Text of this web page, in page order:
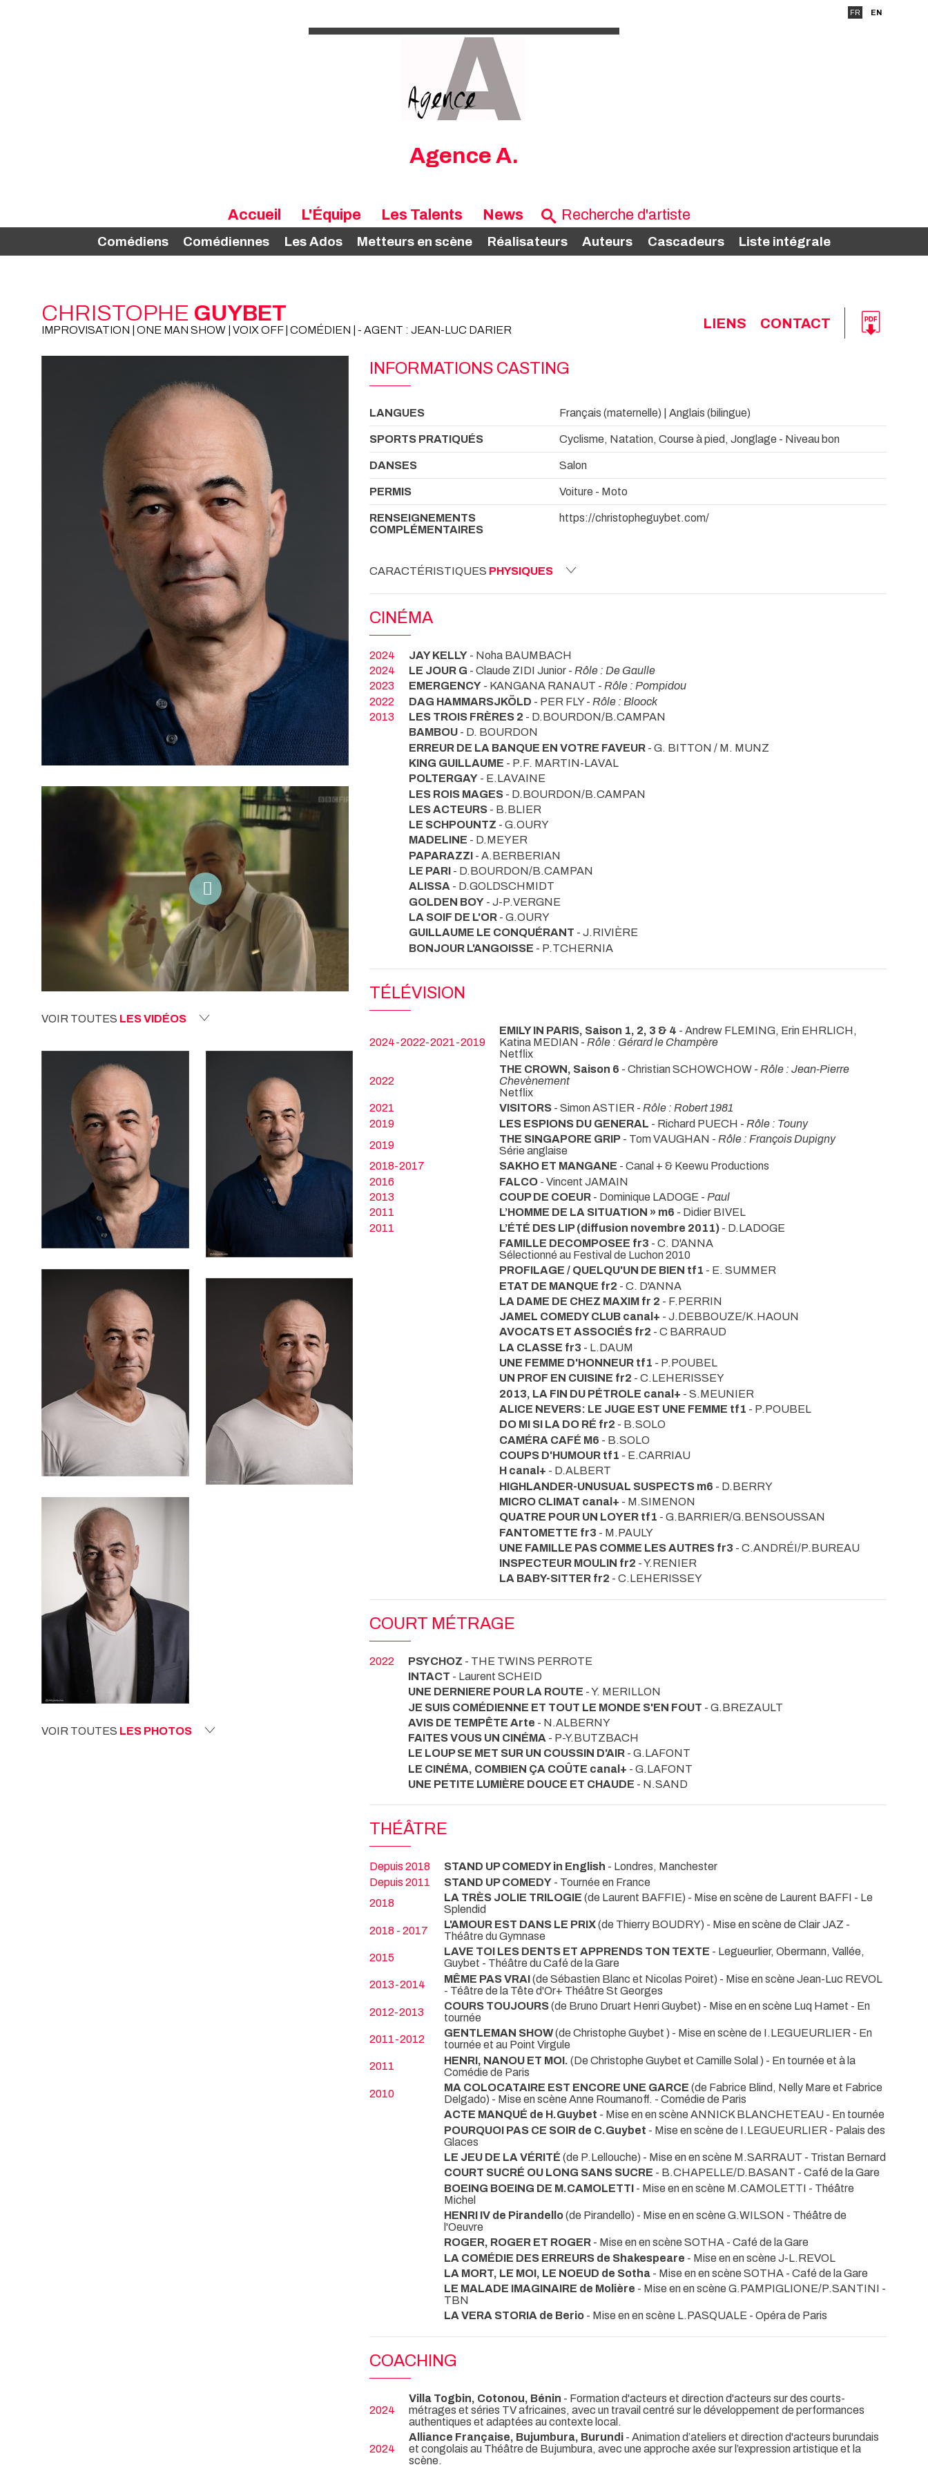
FR EN
Agence A.
Accueil L'Équipe Les Talents
Comédiens Comédiennes Les Ados Metteurs en scène Réalisateurs Auteurs Cascadeurs Liste intégrale
News
CHRISTOPHE GUYBET
IMPROVISATION | ONE MAN SHOW | VOIX OFF | COMÉDIEN | - AGENT : JEAN-LUC DARIER LIENS CONTACT
VOIR TOUTES LES VIDÉOS
VOIR TOUTES LES PHOTOS
INFORMATIONS CASTING
LANGUES Français (maternelle) | Anglais (bilingue)
SPORTS PRATIQUÉS Cyclisme, Natation, Course à pied, Jonglage - Niveau bon
DANSES Salon
PERMIS Voiture - Moto
RENSEIGNEMENTS
COMPLÉMENTAIRES
https://christopheguybet.com/
CARACTÉRISTIQUES PHYSIQUES
CINÉMA
2024 JAY KELLY - Noha BAUMBACH
2024
LE JOUR G - Claude ZIDI Junior - Rôle : De Gaulle
2023
EMERGENCY - KANGANA RANAUT - Rôle : Pompidou
2022
DAG HAMMARSJKÖLD - PER FLY - Rôle : Bloock
2013
LES TROIS FRÈRES 2 - D.BOURDON/B.CAMPAN
BAMBOU - D. BOURDON
ERREUR DE LA BANQUE EN VOTRE FAVEUR - G. BITTON / M. MUNZ
KING GUILLAUME - P.F. MARTIN-LAVAL
POLTERGAY - E.LAVAINE
LES ROIS MAGES - D.BOURDON/B.CAMPAN
LES ACTEURS - B.BLIER
LE SCHPOUNTZ - G.OURY
MADELINE - D.MEYER
PAPARAZZI - A.BERBERIAN
LE PARI - D.BOURDON/B.CAMPAN
ALISSA - D.GOLDSCHMIDT
GOLDEN BOY - J-P.VERGNE
LA SOIF DE L'OR - G.OURY
GUILLAUME LE CONQUÉRANT - J.RIVIÈRE
BONJOUR L'ANGOISSE - P.TCHERNIA
TÉLÉVISION
2024-2022-2021-2019
EMILY IN PARIS, Saison 1, 2, 3 & 4 - Andrew FLEMING, Erin EHRLICH,
Katina MEDIAN - Rôle : Gérard le Champère
Netflix
2022
THE CROWN, Saison 6 - Christian SCHOWCHOW - Rôle : Jean-Pierre
Chevènement
Netflix
2021
VISITORS - Simon ASTIER - Rôle : Robert 1981
2019
LES ESPIONS DU GENERAL - Richard PUECH - Rôle : Touny
2019
THE SINGAPORE GRIP - Tom VAUGHAN - Rôle : François Dupigny
Série anglaise
2018-2017
SAKHO ET MANGANE - Canal + & Keewu Productions
2016
FALCO - Vincent JAMAIN
2013
COUP DE COEUR - Dominique LADOGE - Paul
2011
L’HOMME DE LA SITUATION » m6 - Didier BIVEL
2011
L’ÉTÉ DES LIP (diffusion novembre 2011) - D.LADOGE
FAMILLE DECOMPOSEE fr3 - C. D'ANNA
Sélectionné au Festival de Luchon 2010
PROFILAGE / QUELQU'UN DE BIEN tf1 - E. SUMMER
ETAT DE MANQUE fr2 - C. D'ANNA
LA DAME DE CHEZ MAXIM fr 2 - F.PERRIN
JAMEL COMEDY CLUB canal+ - J.DEBBOUZE/K.HAOUN
AVOCATS ET ASSOCIÉS fr2 - C BARRAUD
LA CLASSE fr3 - L.DAUM
UNE FEMME D'HONNEUR tf1 - P.POUBEL
UN PROF EN CUISINE fr2 - C.LEHERISSEY
2013, LA FIN DU PÉTROLE canal+ - S.MEUNIER
ALICE NEVERS: LE JUGE EST UNE FEMME tf1 - P.POUBEL
DO MI SI LA DO RÉ fr2 - B.SOLO
CAMÉRA CAFÉ M6 - B.SOLO
COUPS D'HUMOUR tf1 - E.CARRIAU
H canal+ - D.ALBERT
HIGHLANDER-UNUSUAL SUSPECTS m6 - D.BERRY
MICRO CLIMAT canal+ - M.SIMENON
QUATRE POUR UN LOYER tf1 - G.BARRIER/G.BENSOUSSAN
FANTOMETTE fr3 - M.PAULY
UNE FAMILLE PAS COMME LES AUTRES fr3 - C.ANDRÉI/P.BUREAU
INSPECTEUR MOULIN fr2 - Y.RENIER
LA BABY-SITTER fr2 - C.LEHERISSEY
COURT MÉTRAGE
2022 PSYCHOZ - THE TWINS PERROTE
INTACT - Laurent SCHEID
UNE DERNIERE POUR LA ROUTE - Y. MERILLON
JE SUIS COMÉDIENNE ET TOUT LE MONDE S'EN FOUT - G.BREZAULT
AVIS DE TEMPÊTE Arte - N.ALBERNY
FAITES VOUS UN CINÉMA - P-Y.BUTZBACH
LE LOUP SE MET SUR UN COUSSIN D'AIR - G.LAFONT
LE CINÉMA, COMBIEN ÇA COÛTE canal+ - G.LAFONT
UNE PETITE LUMIÈRE DOUCE ET CHAUDE - N.SAND
THÉÂTRE
Depuis 2018 STAND UP COMEDY in English - Londres, Manchester
Depuis 2011
STAND UP COMEDY - Tournée en France
2018
LA TRÈS JOLIE TRILOGIE (de Laurent BAFFIE) - Mise en scène de Laurent BAFFI - Le
Splendid
2018 - 2017
L'AMOUR EST DANS LE PRIX(de Thierry BOUDRY) - Mise en scène de Clair JAZ -
Théâtre du Gymnase
2015
LAVE TOI LES DENTS ET APPRENDS TON TEXTE - Legueurlier, Obermann, Vallée,
Guybet - Théâtre du Café de la Gare
2013-2014
MÊME PAS VRAI(de Sébastien Blanc et Nicolas Poiret) - Mise en scène Jean-Luc REVOL
- Téâtre de la Tête d'Or+ Théâtre St Georges
2012-2013
COURS TOUJOURS(de Bruno Druart Henri Guybet) - Mise en en scène Luq Hamet - En
tournée
2011-2012
GENTLEMAN SHOW(de Christophe Guybet ) - Mise en scène de I.LEGUEURLIER - En
tournée et au Point Virgule
2011
HENRI, NANOU ET MOI. (De Christophe Guybet et Camille Solal ) - En tournée et à la
Comédie de Paris
2010
MA COLOCATAIRE EST ENCORE UNE GARCE (de Fabrice Blind, Nelly Mare et Fabrice
Delgado) - Mise en scène Anne Roumanoff. - Comédie de Paris
ACTE MANQUÉ de H.Guybet - Mise en en scène ANNICK BLANCHETEAU - En tournée
POURQUOI PAS CE SOIR de C.Guybet - Mise en scène de I.LEGUEURLIER - Palais des
Glaces
LE JEU DE LA VÉRITÉ (de P.Lellouche) - Mise en en scène M.SARRAUT - Tristan Bernard
COURT SUCRÉ OU LONG SANS SUCRE - B.CHAPELLE/D.BASANT - Café de la Gare
BOEING BOEING DE M.CAMOLETTI - Mise en en scène M.CAMOLETTI - Théâtre
Michel
HENRI IV de Pirandello(de Pirandello) - Mise en en scène G.WILSON - Théâtre de
l'Oeuvre
ROGER, ROGER ET ROGER - Mise en en scène SOTHA - Café de la Gare
LA COMÉDIE DES ERREURS de Shakespeare - Mise en en scène J-L.REVOL
LA MORT, LE MOI, LE NOEUD de Sotha - Mise en en scène SOTHA - Café de la Gare
LE MALADE IMAGINAIRE de Molière - Mise en en scène G.PAMPIGLIONE/P.SANTINI -
TBN
LA VERA STORIA de Berio - Mise en en scène L.PASQUALE - Opéra de Paris
COACHING
2024
Villa Togbin, Cotonou, Bénin - Formation d'acteurs et direction d'acteurs sur des courts-
métrages et séries TV africaines, avec un travail centré sur le développement de performances
authentiques et adaptées au contexte local.
2024
Alliance Française, Bujumbura, Burundi - Animation d’ateliers et direction d'acteurs burundais
et congolais au Théâtre de Bujumbura, avec une approche axée sur l’expression artistique et la
scène.